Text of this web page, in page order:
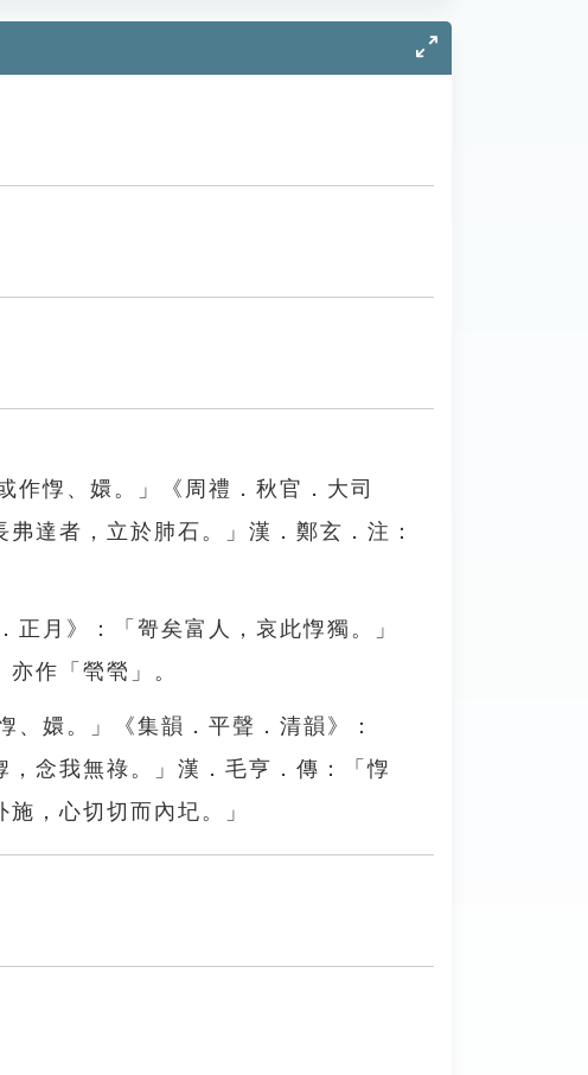
惸、嬛。」《周禮．秋官．大司
達者，立於肺石。」漢．鄭玄．注：
月》：「哿矣富人，哀此惸獨。」
作「煢煢」。
嬛。」《集韻．平聲．清韻》：
，念我無祿。」漢．毛亨．傳：「惸
，心切切而內圮。」